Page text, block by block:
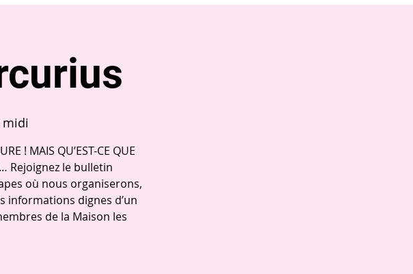
midi
! MAIS QU’EST-CE QUE
Rejoignez le bulletin
où nous organiserons,
informations dignes d’un
de la Maison les